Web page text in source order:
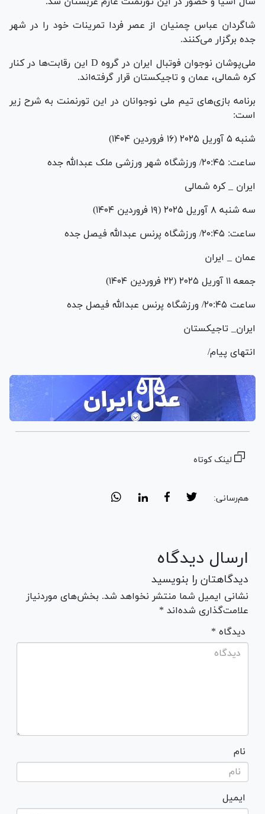
شاگردان عباس چمنیان از عصر فردا تمرینات خود را در شهر
جده برگزار می‌کنند.
ملی‌پوشان نوجوان فوتبال ایران در گروه D این رقابت‌ها در کنار
کره شمالی، عمان و تاجیکستان قرار گرفته‌اند.
برنامه بازی‌های تیم ملی نوجوانان در این تورنمنت به شرح زیر
است:
شنبه ۵ آوریل ۲۰۲۵ (۱۶ فروردین ۱۴۰۴)
ساعت: ۲۰:۴۵/ ورزشگاه شهر ورزشی ملک عبدالله جده
ایران _ کره شمالی
سه شنبه ۸ آوریل ۲۰۲۵ (۱۹ فروردین ۱۴۰۴)
ساعت: ۲۰:۴۵/ ورزشگاه پرنس عبدالله فیصل جده
عمان _ ایران
جمعه ۱۱ آوریل ۲۰۲۵ (۲۲ فروردین ۱۴۰۴)
ساعت ۲۰:۴۵/ ورزشگاه پرنس عبدالله فیصل جده
ایران_ تاجیکستان
انتهای پیام/
لینک کوتاه
هم‌رسانی:
ارسال دیدگاه
دیدگاهتان را بنویسید
نشانی ایمیل شما منتشر نخواهد شد. بخش‌های موردنیاز
علامت‌گذاری شده‌اند *
* دیدگاه
نام
ایمیل